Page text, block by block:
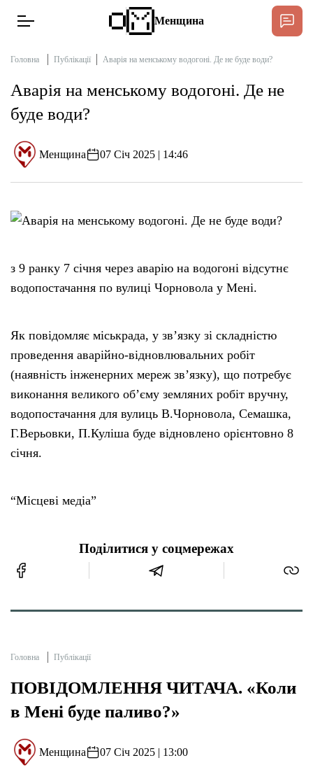
Новини
Інтерв’ю
Публікації
Про нас
Тендери
Контакти
Підтримати «місцевих»
Редакційна політика
Етичний кодекс
Менщина
Головна Публікації Аварія на менському водогоні. Де не буде води?
Аварія на менському водогоні. Де не
буде води?
Менщина 07 Січ 2025 | 14:46
з 9 ранку 7 січня через аварію на водогоні відсутнє
водопостачання по вулиці Чорновола у Мені.
Як повідомляє міськрада, у зв’язку зі складністю
проведення аварійно-відновлювальних робіт
(наявність інженерних мереж зв’язку), що потребує
виконання великого об’єму земляних робіт вручну,
водопостачання для вулиць В.Чорновола, Семашка,
Г.Верьовки, П.Куліша буде відновлено орієнтовно 8
січня.
“Місцеві медіа”
Поділитися у соцмережах
Головна Публікації
ПОВІДОМЛЕННЯ ЧИТАЧА. «Коли
в Мені буде паливо?»
Менщина 07 Січ 2025 | 13:00